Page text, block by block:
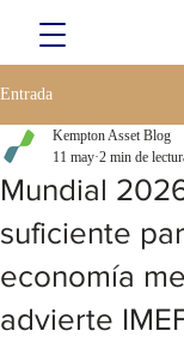
Entrada
Mundial
suficiente
economía
advierte
Kempton Asset Blog
11 may 2 min de